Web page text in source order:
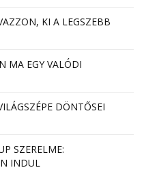
KI A LEGSZEBB
MA EGY VALÓDI
DÖNTŐSEI
SZERELME:
INDUL